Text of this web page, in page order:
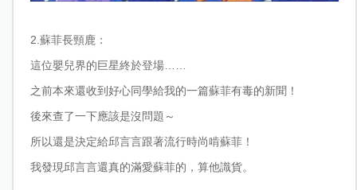
2. 蘇菲長頸鹿：
這位嬰兒界的巨星終於登場……
之前本來還收到好心同學給我的一篇蘇菲有毒的新聞！
後來查了一下應該是沒問題～
所以還是決定給邱言言跟著流行時尚啃蘇菲！
我發現邱言言還真的滿愛蘇菲的，算他識貨。